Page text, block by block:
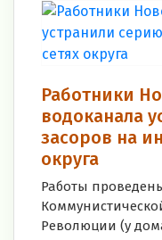
Работники
водоканала
засоров на
округа
Работы
Революции (у